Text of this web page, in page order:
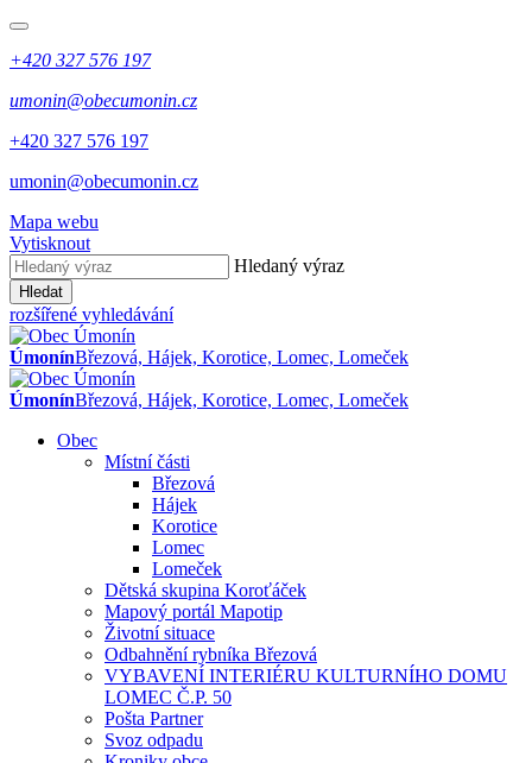
+420 327 576 197
umonin@obecumonin.cz
+420 327 576 197
umonin@obecumonin.cz
Mapa webu
Vytisknout
Hledaný výraz
Hledat
rozšířené vyhledávání
ÚmonínBřezová, Hájek, Korotice, Lomec, Lomeček
ÚmonínBřezová, Hájek, Korotice, Lomec, Lomeček
Obec
Místní části
Březová
Hájek
Korotice
Lomec
Lomeček
Dětská skupina Koroťáček
Mapový portál Mapotip
Životní situace
Odbahnění rybníka Březová
VYBAVENÍ INTERIÉRU KULTURNÍHO DOMU
LOMEC Č.P. 50
Pošta Partner
Svoz odpadu